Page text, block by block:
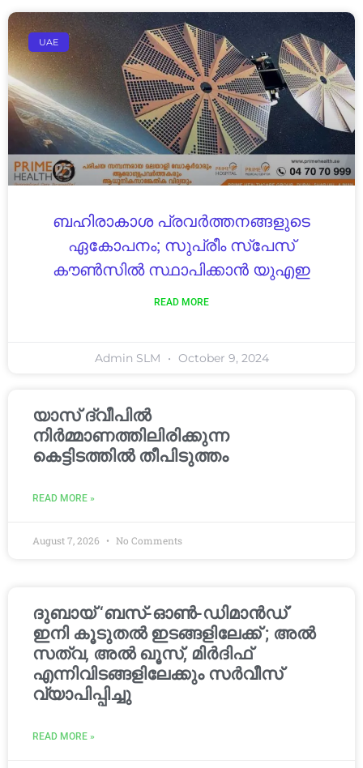
UAE
ബഹിരാകാശ പ്രവർത്തനങ്ങളുടെ
ഏകോപനം; സുപ്രീം സ്‌പേസ്
കൗൺസിൽ സ്ഥാപിക്കാൻ യുഎഇ
READ MORE
Admin SLM October 9, 2024
യാസ് ദ്വീപിൽ
നിർമ്മാണത്തിലിരിക്കുന്ന
കെട്ടിടത്തിൽ തീപിടുത്തം
READ MORE »
August 7, 2026 No Comments
ദുബായ് ‘ബസ്-ഓൺ-ഡിമാൻഡ്’
ഇനി കൂടുതൽ ഇടങ്ങളിലേക്ക് ; അൽ
സത്വ, അൽ ഖൂസ്, മിർദിഫ്
എന്നിവിടങ്ങളിലേക്കും സർവീസ്
വ്യാപിപ്പിച്ചു
READ MORE »